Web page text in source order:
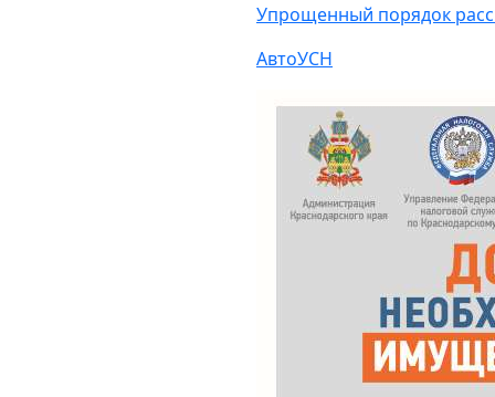
Упрощенный порядок
АвтоУСН